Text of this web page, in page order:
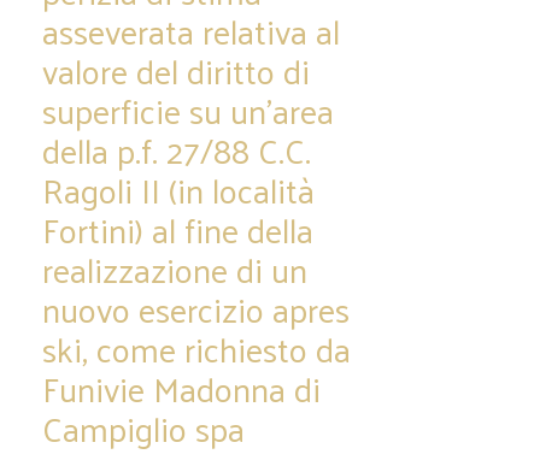
asseverata relativa al
valore del diritto di
superficie su un’area
della p.f. 27/88 C.C.
Ragoli II (in località
Fortini) al fine della
realizzazione di un
nuovo esercizio apres
ski, come richiesto da
Funivie Madonna di
Campiglio spa